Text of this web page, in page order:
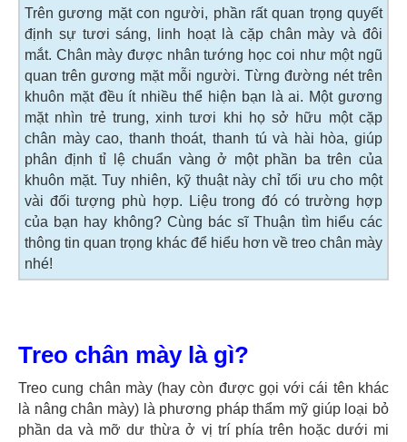
Trên gương mặt con người, phần rất quan trọng quyết
định sự tươi sáng, linh hoạt là cặp chân mày và đôi
mắt. Chân mày được nhân tướng học coi như một ngũ
quan trên gương mặt mỗi người. Từng đường nét trên
khuôn mặt đều ít nhiều thể hiện bạn là ai. Một gương
mặt nhìn trẻ trung, xinh tươi khi họ sở hữu một cặp
chân mày cao, thanh thoát, thanh tú và hài hòa, giúp
phân định tỉ lệ chuẩn vàng ở một phần ba trên của
khuôn mặt. Tuy nhiên, kỹ thuật này chỉ tối ưu cho một
vài đối tượng phù hợp. Liệu trong đó có trường hợp
của bạn hay không? Cùng bác sĩ Thuận tìm hiểu các
thông tin quan trọng khác để hiểu hơn về treo chân mày
nhé!
Treo chân mày là gì?
Treo cung chân mày (hay còn được gọi với cái tên khác
là nâng chân mày) là phương pháp thẩm mỹ giúp loại bỏ
phần da và mỡ dư thừa ở vị trí phía trên hoặc dưới mi